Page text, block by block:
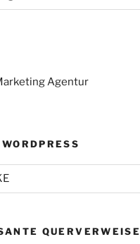
Agentur
QUERVERWEISE